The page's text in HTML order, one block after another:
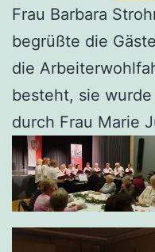
Frau Barbara
begrüßte die
die
besteht, sie wurde
durch Frau Marie